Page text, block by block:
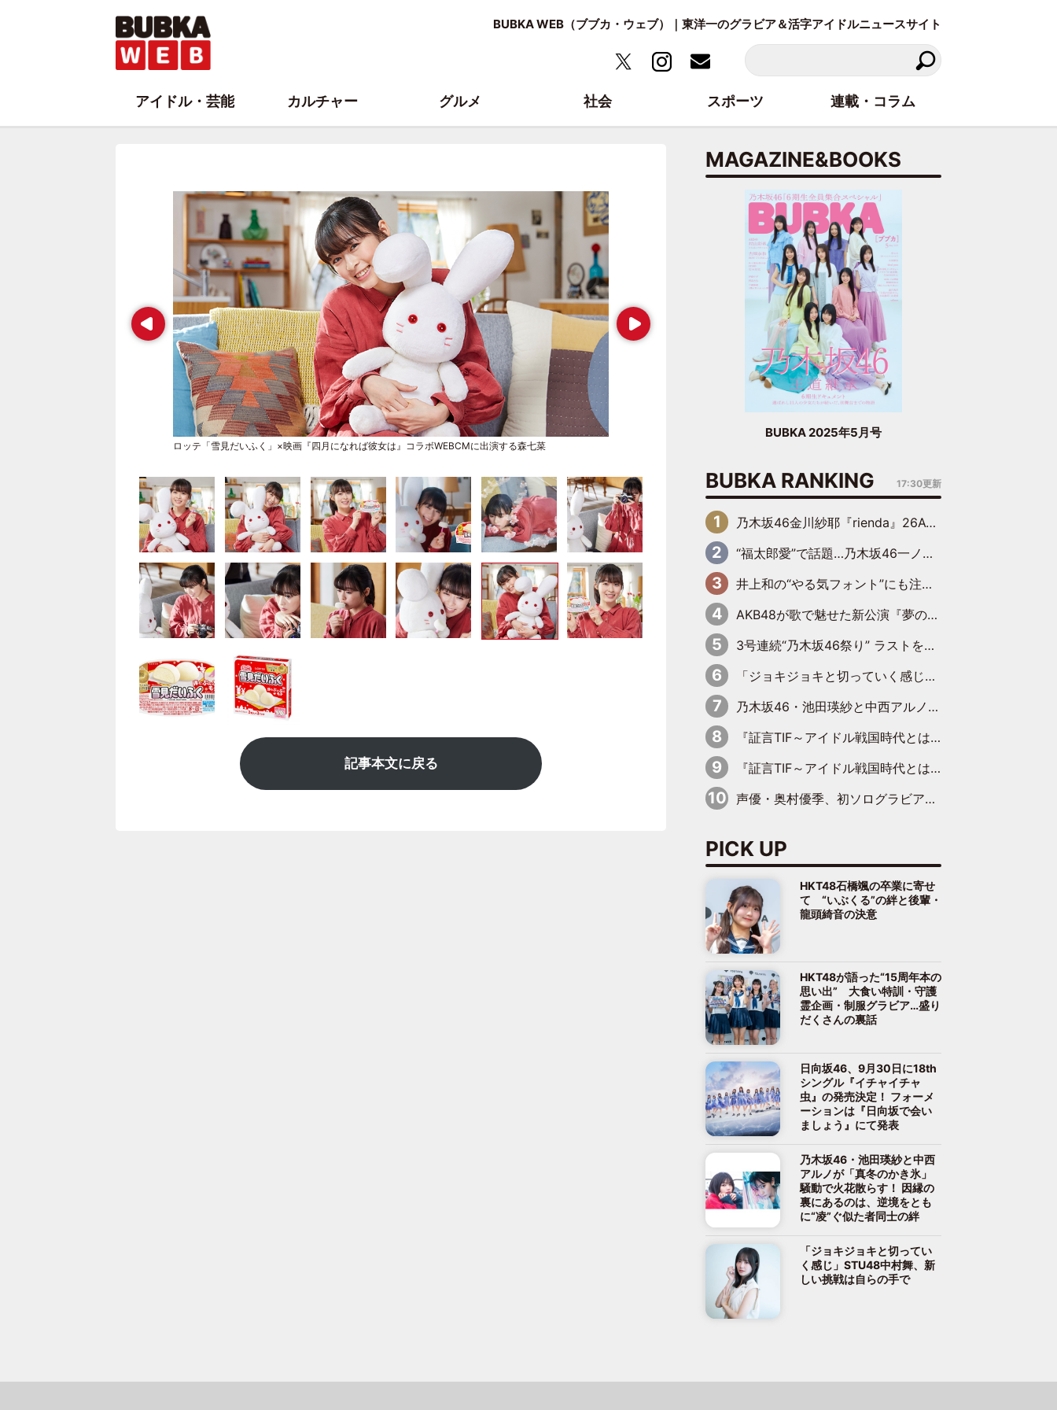
BUBKA WEB（ブブカ・ウェブ）｜東洋一のグラビア＆活字アイドルニュースサイト
Prev
ロッテ「雪見だいふく」×映画『四月になれば彼女は』コラボWEBCMに出演する森七菜
Next
記事本文に戻る
MAGAZINE&BOOKS
BUBKA 2025年5月号
BUBKA RANKING 17:30更新
乃木坂46金川紗耶『rienda』26AW LOOKモデルに就任
“福太郎愛”で話題…乃木坂46一ノ瀬美空、地元福岡『めんべい25周年トップサポーター』に就任
井上和の“やる気フォント”にも注目 乃木坂46が挑んだ書道パフォーマンスの舞台裏
AKB48が歌で魅せた新公演『夢のポップスター』 初日から全身全霊のステージ
3号連続“乃木坂46祭り” ラストを飾るのは賀喜遥香…5年ぶりの登場に「5年分大人になった私を見ていただけたら」
「ジョキジョキと切っていく感じ」STU48中村舞、新しい挑戦は自らの手で
乃木坂46・池田瑛紗と中西アルノが「真冬のかき氷」騒動で火花散らす！ 因縁の裏にあるのは、逆境をともに“凌”ぐ似た者同士の絆
『証言TIF～アイドル戦国時代とはなんだったのか～』第11回：私立恵比寿中学・真山りか×安本彩花「TIFで10年ぶりのキョンシーメイクをしたら、場を完全に引かせてしまって。時代が変わったんだなって」
『証言TIF～アイドル戦国時代とはなんだったのか～』第6回：でんぱ組.inc・古川未鈴×相沢梨紗「『ハロプロやりたかったな』って言ったら、夢眠ねむさんに『てめえはでんぱ組．incなんだよ！』って肩パンされて(笑)」
声優・奥村優季、初ソログラビアで初ソロ表紙を飾る！ 初めて見せる表情や、声優を志したきっかけなどを語った必読のインタビューを掲載
PICK UP
HKT48石橋颯の卒業に寄せ
て “いぶくる”の絆と後輩・
龍頭綺音の決意
HKT48が語った“15周年本の
思い出” 大食い特訓・守護
霊企画・制服グラビア…盛り
だくさんの裏話
日向坂46、9月30日に18th
シングル『イチャイチャ
虫』の発売決定！ フォーメ
ーションは『日向坂で会い
ましょう』にて発表
乃木坂46・池田瑛紗と中西
アルノが「真冬のかき氷」
騒動で火花散らす！ 因縁の
裏にあるのは、逆境をとも
に“凌”ぐ似た者同士の絆
「ジョキジョキと切ってい
く感じ」STU48中村舞、新
しい挑戦は自らの手で
アイドル・芸能 カルチャー グルメ 社会 スポーツ 連載・コラム